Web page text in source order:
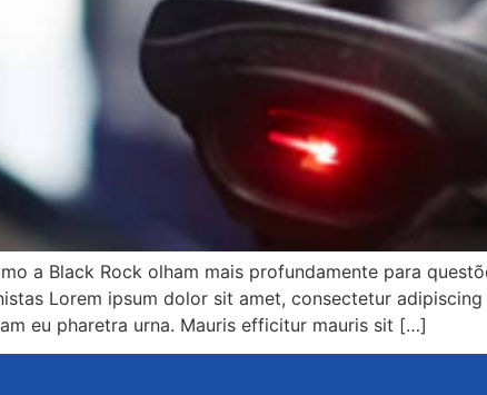
a Black Rock olham mais profundamente para
Lorem ipsum dolor sit amet, consectetur
eu pharetra urna. Mauris efficitur mauris sit […]